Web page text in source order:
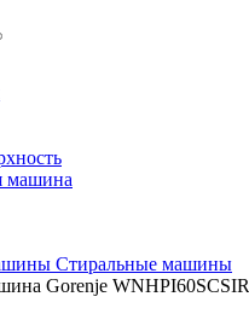
машина
Стиральные машины
Gorenje WNHPI60SCSIR